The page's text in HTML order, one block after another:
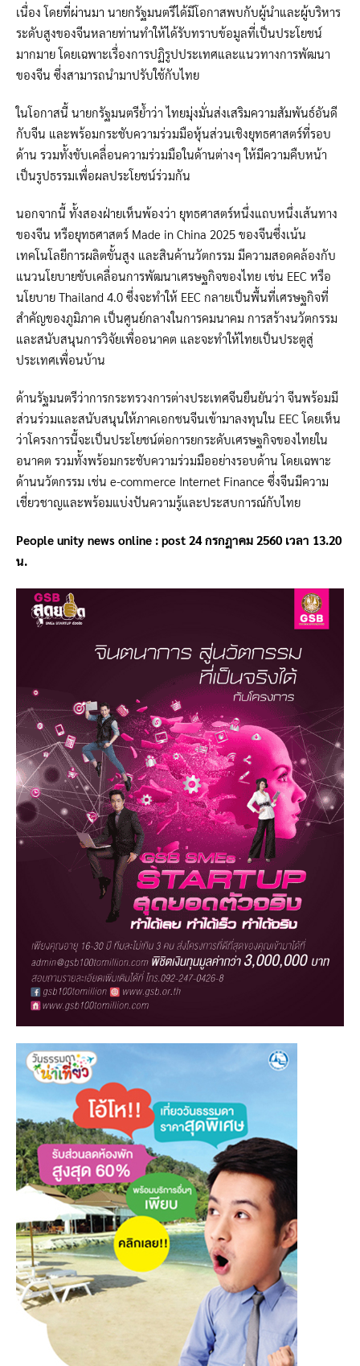
เนื่อง โดยที่ผ่านมา นายกรัฐมนตรีได้มีโอกาสพบกับผู้นำและผู้บริหาร
ระดับสูงของจีนหลายท่านทำให้ได้รับทราบข้อมูลที่เป็นประโยชน์
มากมาย โดยเฉพาะเรื่องการปฏิรูปประเทศและแนวทางการพัฒนา
ของจีน ซึ่งสามารถนำมาปรับใช้กับไทย
ในโอกาสนี้ นายกรัฐมนตรีย้ำว่า ไทยมุ่งมั่นส่งเสริมความสัมพันธ์อันดี
กับจีน และพร้อมกระชับความร่วมมือหุ้นส่วนเชิงยุทธศาสตร์ที่รอบ
ด้าน รวมทั้งขับเคลื่อนความร่วมมือในด้านต่างๆ ให้มีความคืบหน้า
เป็นรูปธรรมเพื่อผลประโยชน์ร่วมกัน
นอกจากนี้ ทั้งสองฝ่ายเห็นพ้องว่า ยุทธศาสตร์หนึ่งแถบหนึ่งเส้นทาง
ของจีน หรือยุทธศาสตร์ Made in China 2025 ของจีนซึ่งเน้น
เทคโนโลยีการผลิตขั้นสูง และสินค้านวัตกรรม มีความสอดคล้องกับ
แนวนโยบายขับเคลื่อนการพัฒนาเศรษฐกิจของไทย เช่น EEC หรือ
นโยบาย Thailand 4.0 ซึ่งจะทำให้ EEC กลายเป็นพื้นที่เศรษฐกิจที่
สำคัญของภูมิภาค เป็นศูนย์กลางในการคมนาคม การสร้างนวัตกรรม
และสนับสนุนการวิจัยเพื่ออนาคต และจะทำให้ไทยเป็นประตูสู่
ประเทศเพื่อนบ้าน
ด้านรัฐมนตรีว่าการกระทรวงการต่างประเทศจีนยืนยันว่า จีนพร้อมมี
ส่วนร่วมและสนับสนุนให้ภาคเอกชนจีนเข้ามาลงทุนใน EEC โดยเห็น
ว่าโครงการนี้จะเป็นประโยชน์ต่อการยกระดับเศรษฐกิจของไทยใน
อนาคต รวมทั้งพร้อมกระชับความร่วมมืออย่างรอบด้าน โดยเฉพาะ
ด้านนวัตกรรม เช่น e-commerce Internet Finance ซึ่งจีนมีความ
เชี่ยวชาญและพร้อมแบ่งปันความรู้และประสบการณ์กับไทย
People unity news online : post 24 กรกฎาคม 2560 เวลา 13.20
น.